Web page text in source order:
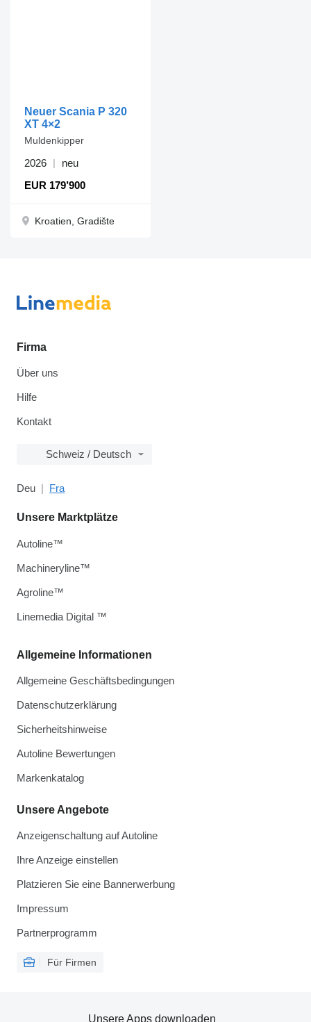
Neuer Scania P 320
XT 4×2
EUR 179’900
Muldenkipper
2026 neu
Kroatien, Gradište
Firma
Über uns
Hilfe
Kontakt
Schweiz / Deutsch
Deu Fra
Allgemeine Informationen
Allgemeine Geschäftsbedingungen
Datenschutzerklärung
Sicherheitshinweise
Autoline Bewertungen
Markenkatalog
Unsere Angebote
Anzeigenschaltung auf Autoline
Ihre Anzeige einstellen
Platzieren Sie eine Bannerwerbung
Impressum
Partnerprogramm
Für Firmen
Unsere Marktplätze
Autoline™
Machineryline™
Agroline™
Linemedia Digital ™
Unsere Apps downloaden